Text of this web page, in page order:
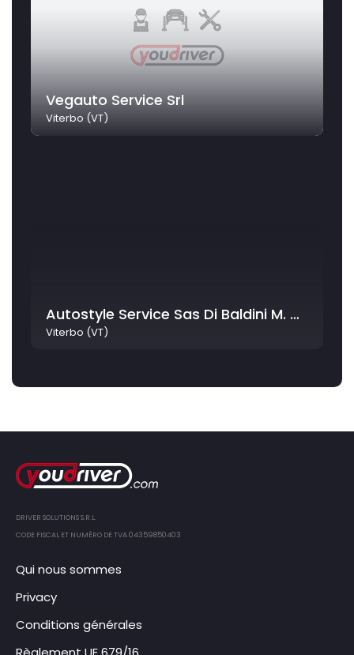
Vegauto Service Srl
Viterbo (VT)
Autostyle Service Sas Di Baldini M. & Rastrello L. & C.
Viterbo (VT)
DRIVER SOLUTIONS S.R.L.
CODE FISCAL ET NUMÉRO DE TVA 04359850403
Qui nous sommes
Privacy
Conditions générales